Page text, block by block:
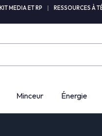
KIT MEDIA ET RP
RESSOURCES À
Minceur Énergie